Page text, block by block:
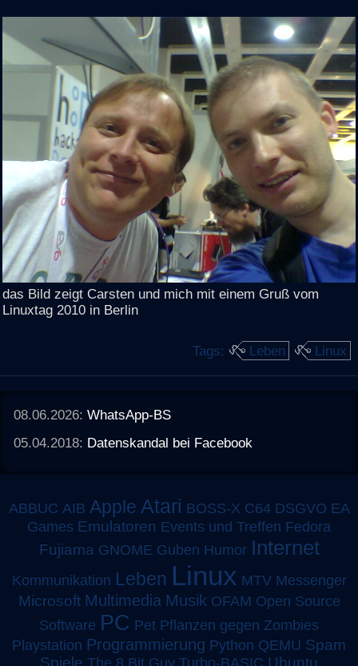
das Bild zeigt Carsten und mich mit einem Gruß vom
Linuxtag 2010 in Berlin
Tags: Leben Linux
08.06.2026:WhatsApp-BS
05.04.2018: Datenskandal bei Facebook
ABBUC AIB Apple Atari BOSS-X C64 DSGVO EA
Games Emulatoren Events und Treffen Fedora
Fujiama GNOME Guben Humor Internet
Kommunikation Leben Linux MTV Messenger
Microsoft Multimedia Musik OFAM Open Source
Software PC Pet Pflanzen gegen Zombies
Playstation Programmierung Python QEMU Spam
Spiele The 8 Bit Guy Turbo-BASIC Ubuntu